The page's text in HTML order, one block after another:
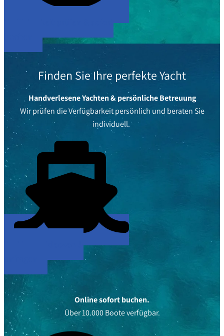
Finden Sie Ihre perfekte Yacht
Handverlesene Yachten & persönliche Betreuung
Wir prüfen die Verfügbarkeit persönlich und beraten Sie
individuell.
Online sofort buchen.
Über 10.000 Boote verfügbar.